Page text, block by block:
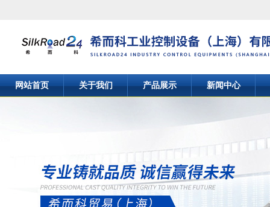
网站首页 关于我们 产品展示 新闻中心